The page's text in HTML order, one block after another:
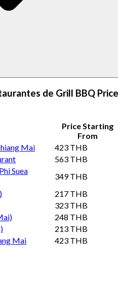
de Grill BBQ Price
Price Starting
From
Mai
423 THB
563 THB
Suea
349 THB
217 THB
323 THB
248 THB
213 THB
Mai
423 THB